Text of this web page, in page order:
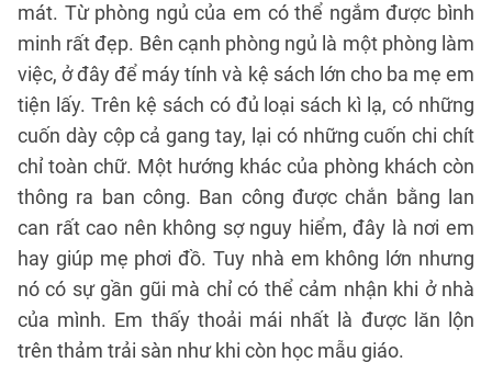
mát. Từ phòng ngủ của em có thể ngắm được bình
minh rất đẹp. Bên cạnh phòng ngủ là một phòng làm
việc, ở đây để máy tính và kệ sách lớn cho ba mẹ em
tiện lấy. Trên kệ sách có đủ loại sách kì lạ, có những
cuốn dày cộp cả gang tay, lại có những cuốn chi chít
chỉ toàn chữ. Một hướng khác của phòng khách còn
thông ra ban công. Ban công được chắn bằng lan
can rất cao nên không sợ nguy hiểm, đây là nơi em
hay giúp mẹ phơi đồ. Tuy nhà em không lớn nhưng
nó có sự gần gũi mà chỉ có thể cảm nhận khi ở nhà
của mình. Em thấy thoải mái nhất là được lăn lộn
trên thảm trải sàn như khi còn học mẫu giáo.